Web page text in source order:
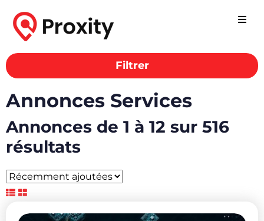
Filtrer
Annonces Services
Annonces de 1 à 12 sur 516
résultats